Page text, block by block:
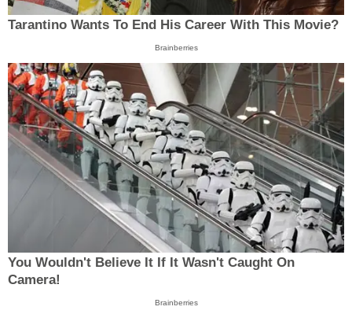
Tarantino Wants To End His Career With This Movie?
Brainberries
You Wouldn't Believe It If It Wasn't Caught On
Camera!
Brainberries